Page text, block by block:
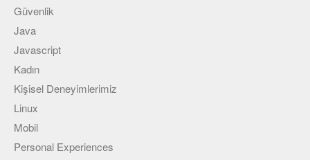
Güvenlik
Java
Javascript
Kadın
Kişisel Deneyimlerimiz
Linux
Mobil
Personal Experiences